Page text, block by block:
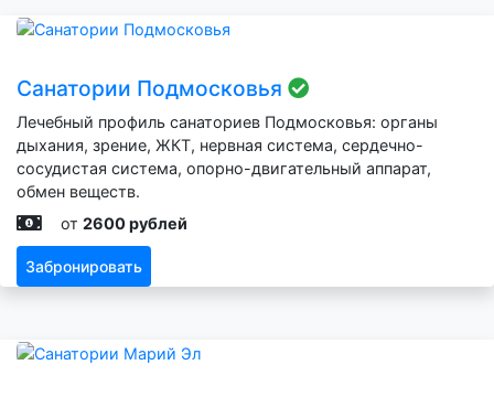
Санатории Подмосковья
Лечебный профиль санаториев Подмосковья: органы
дыхания, зрение, ЖКТ, нервная система, сердечно-
сосудистая система, опорно-двигательный аппарат,
обмен веществ.
от 2600 рублей
Забронировать